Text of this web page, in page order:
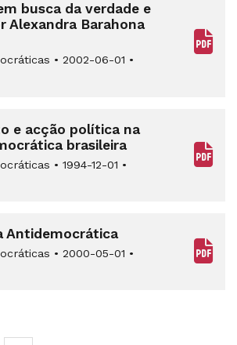
busca da verdade e
Alexandra Barahona
• 2002-06-01 •
e acção política na
brasileira
• 1994-12-01 •
Antidemocrática
• 2000-05-01 •